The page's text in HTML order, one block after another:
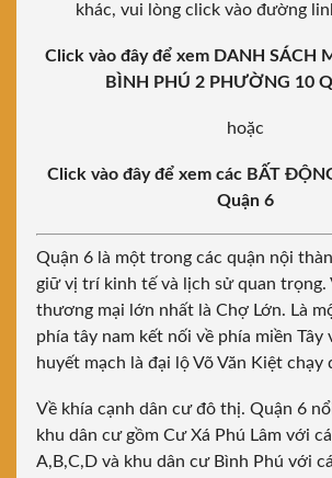
khác, vui lòng click vào đường
Click vào đây để xem DANH SÁCH
BÌNH PHÚ 2 PHƯỜNG 10
hoặc
Click vào đây để xem các BẤT
Quận 6
Quận 6 là một trong các quận nội
giữ vị trí kinh tế và lịch sử quan trọng.
thương mại lớn nhất là Chợ Lớn. Là
phía tây nam kết nối về phía miền
huyết mạch là đại lộ Võ Văn Kiệt chạy
Về khía cạnh dân cư đô thị. Quận 6
khu dân cư gồm Cư Xá Phú Lâm với
A,B,C,D và khu dân cư Bình Phú với